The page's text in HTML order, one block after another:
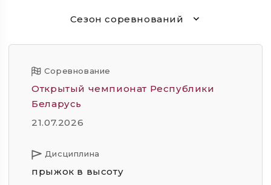
Сезон соревнований
Соревнование
Открытый чемпионат Республики
Беларусь
21.07.2026
Дисциплина
прыжок в высоту